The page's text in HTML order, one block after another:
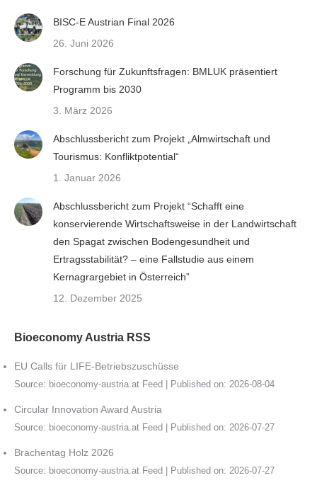
BISC-E Austrian Final 2026
26. Juni 2026
Forschung für Zukunftsfragen: BMLUK präsentiert
Programm bis 2030
3. März 2026
Abschlussbericht zum Projekt „Almwirtschaft und
Tourismus: Konfliktpotential“
1. Januar 2026
Abschlussbericht zum Projekt “Schafft eine
konservierende Wirtschaftsweise in der Landwirtschaft
den Spagat zwischen Bodengesundheit und
Ertragsstabilität? – eine Fallstudie aus einem
Kernagrargebiet in Österreich”
12. Dezember 2025
Bioeconomy Austria RSS
EU Calls für LIFE-Betriebszuschüsse
Source: bioeconomy-austria.at Feed Published on: 2026-08-04
Circular Innovation Award Austria
Source: bioeconomy-austria.at Feed Published on: 2026-07-27
Brachentag Holz 2026
Source: bioeconomy-austria.at Feed Published on: 2026-07-27